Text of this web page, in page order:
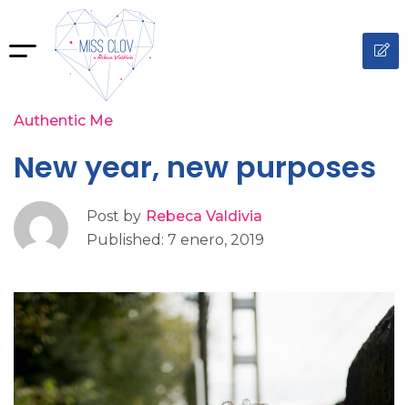
Authentic Me
New year, new purposes
Post by Rebeca Valdivia
Published: 7 enero, 2019